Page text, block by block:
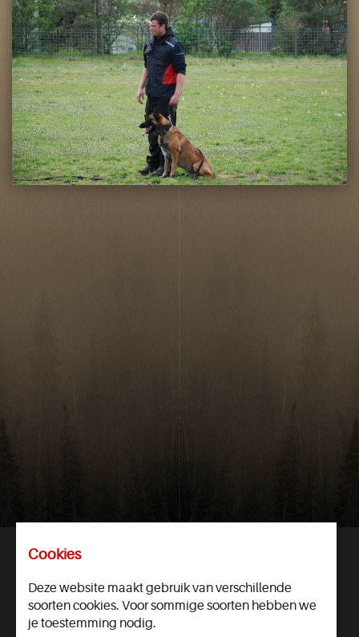
Dogcentre Holland
Molenbaan 13
5768 RT
Limburg, MEIJEL
Cookies
Deze website maakt gebruik van verschillende
soorten cookies. Voor sommige soorten hebben we
je toestemming nodig.